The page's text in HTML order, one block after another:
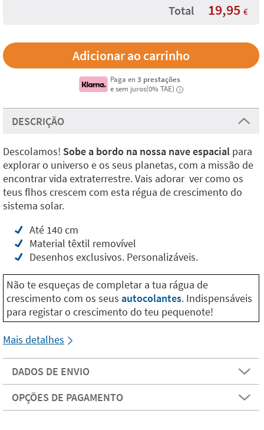
Total 19,95 €
Paga en3 prestações
e sem juros(0% TAE)
i
DESCRIÇÃO
Descolamos! Sobe a bordo na nossa nave espacial para
explorar o universo e os seus planetas, com a missão de
encontrar vida extraterrestre. Vais adorar ver como os
teus flhos crescem com esta régua de crescimento do
sistema solar.
Até 140 cm
Material têxtil removível
Desenhos exclusivos. Personalizáveis.
Não te esqueças de completar a tua rágua de
crescimento com os seus autocolantes. Indispensáveis
para registar o crescimento do teu pequenote!
Mais detalhes
DADOS DE ENVIO
OPÇÕES DE PAGAMENTO